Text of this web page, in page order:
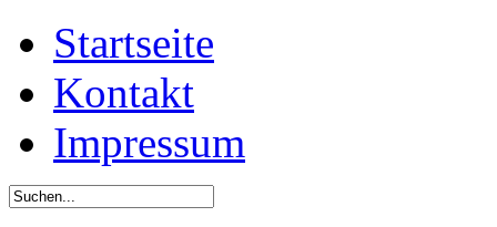
Startseite
Kontakt
Impressum